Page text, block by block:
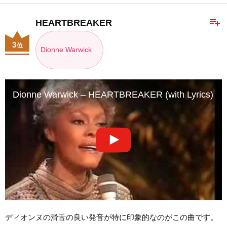
playlist_add
HEARTBREAKER
Dionne Warwick
3位
Dionne Warwick – HEARTBREAKER (with Lyrics)
ディオンヌの滑舌の良い発音が特に印象的なのがこの曲です。